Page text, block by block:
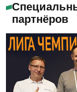
партнёров